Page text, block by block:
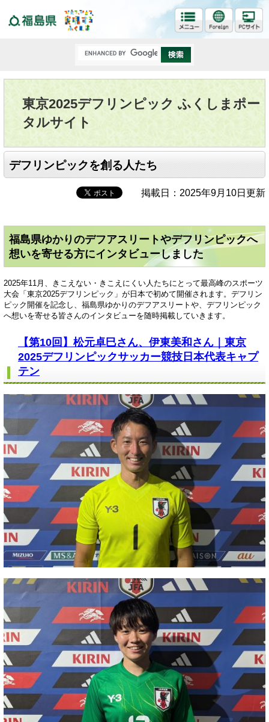
東京2025デフリンピック ふくしまポー
タルサイト
デフリンピックを創る人たち
掲載日：2025年9月10日更新
福島県ゆかりのデフアスリートやデフリンピックへ
想いを寄せる方にインタビューしました
2025年11月、きこえない・きこえにくい人たちにとって最高峰のスポーツ
大会「東京2025デフリンピック」が日本で初めて開催されます。デフリン
ピック開催を記念し、福島県ゆかりのデフアスリートや、デフリンピック
へ想いを寄せる皆さんのインタビューを随時掲載していきます。
【第10回】松元卓巳さん、伊東美和さん｜東京
2025デフリンピックサッカー競技日本代表キャプ
テン